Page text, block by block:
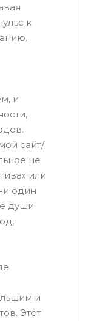
к
и
сайт/
не
или
один
души
и
Этот